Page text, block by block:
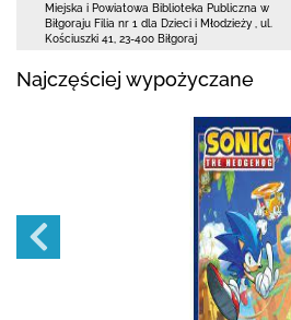
Miejska i Powiatowa Biblioteka Publiczna w
Biłgoraju Filia nr 1 dla Dzieci i Młodzieży
ul.
Kościuszki 41
23-400 Biłgoraj
Najczęściej wypożyczane